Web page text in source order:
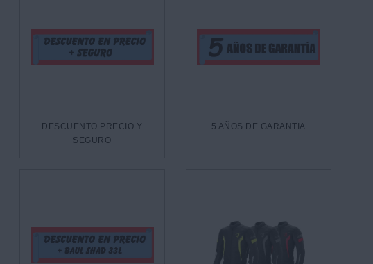
DESCUENTO PRECIO Y
SEGURO
5 AÑOS DE GARANTIA